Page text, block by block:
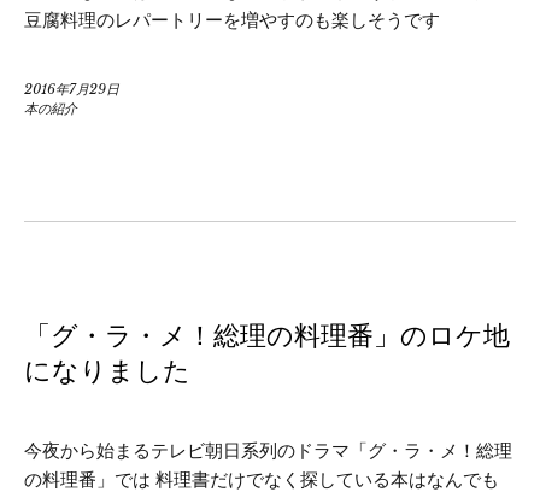
豆腐料理のレパートリーを増やすのも楽しそうです
2016年7月29日
本の紹介
「グ・ラ・メ！総理の料理番」のロケ地
になりました
今夜から始まるテレビ朝日系列のドラマ「グ・ラ・メ！総理
の料理番」では 料理書だけでなく探している本はなんでも